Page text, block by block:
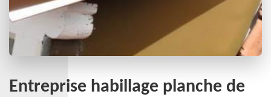
Entreprise habillage planche de